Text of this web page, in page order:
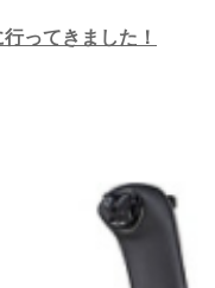
ってきました！